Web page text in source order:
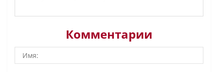
Комментарии